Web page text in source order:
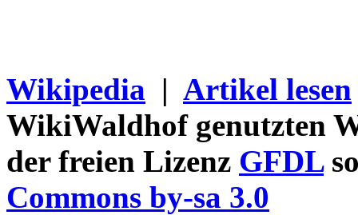
Wikipedia | Artikel lesen
WikiWaldhof genutzten
der freien Lizenz GFDL
Commons by-sa 3.0